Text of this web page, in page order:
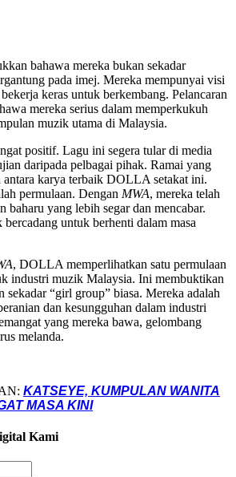
bahawa mereka bukan sekadar
pada imej. Mereka mempunyai visi
keras untuk berkembang. Pelancaran
mereka serius dalam memperkukuh
muzik utama di Malaysia.
positif. Lagu ini segera tular di media
daripada pelbagai pihak. Ramai yang
antara karya terbaik DOLLA setakat ini.
permulaan. Dengan MWA, mereka telah
baharu yang lebih segar dan mencabar.
untuk berhenti dalam masa
, DOLLA memperlihatkan satu permulaan
industri muzik Malaysia. Ini membuktikan
“girl group” biasa. Mereka adalah
dan kesungguhan dalam industri
yang mereka bawa, gelombang
melanda.
KATSEYE, KUMPULAN WANITA
MASA KINI
Kami